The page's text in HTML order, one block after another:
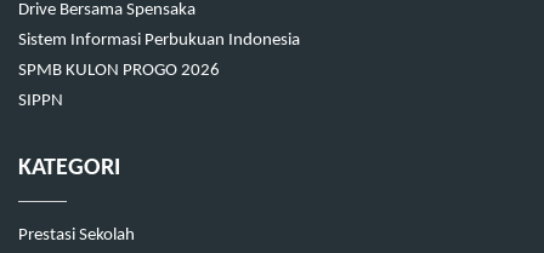
Drive Bersama Spensaka
Sistem Informasi Perbukuan Indonesia
SPMB KULON PROGO 2026
SIPPN
KATEGORI
Prestasi Sekolah